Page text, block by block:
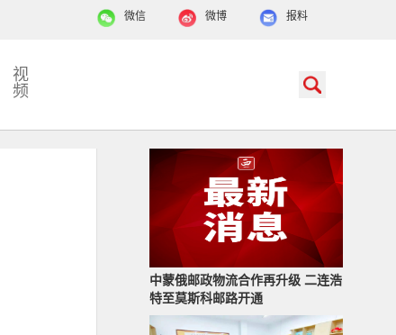
报料
微博
微信
视
频
中蒙俄邮政物流合作再升级 二连浩
特至莫斯科邮路开通